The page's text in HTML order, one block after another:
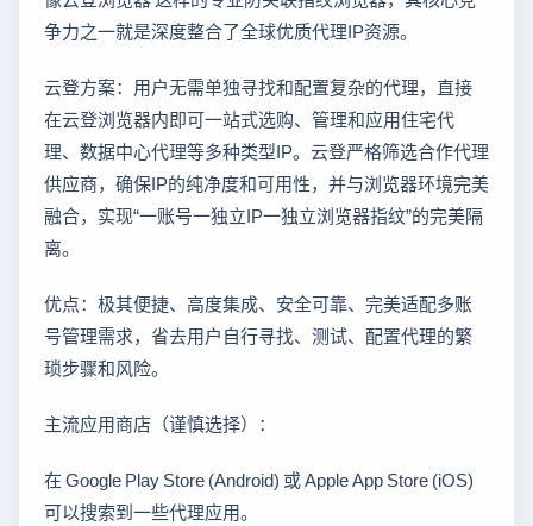
争力之一就是深度整合了全球优质代理IP资源。
云登方案：用户无需单独寻找和配置复杂的代理，直接
在云登浏览器内即可一站式选购、管理和应用住宅代
理、数据中心代理等多种类型IP。云登严格筛选合作代理
供应商，确保IP的纯净度和可用性，并与浏览器环境完美
融合，实现“一账号一独立IP一独立浏览器指纹”的完美隔
离。
优点：极其便捷、高度集成、安全可靠、完美适配多账
号管理需求，省去用户自行寻找、测试、配置代理的繁
琐步骤和风险。
主流应用商店（谨慎选择）：
在 Google Play Store (Android) 或 Apple App Store (iOS)
可以搜索到一些代理应用。